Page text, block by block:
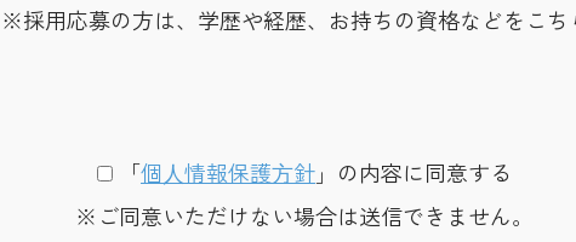
※採用応募の方は、学歴や経歴、お持ちの資格などをこち
「個⼈情報保護⽅針」の内容に同意する
※ご同意いただけない場合は送信できません。